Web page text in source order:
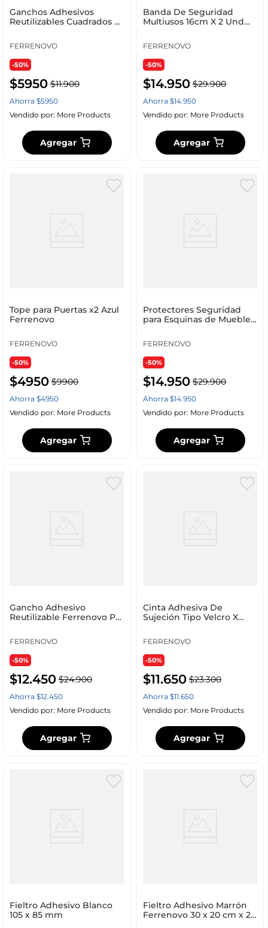
Ganchos Adhesivos
Reutilizables Cuadrados x3
FERRENOVO
-50%
$5950 $11.900
Ahorra $5950
Vendido por: More Products
Agregar
Banda De Seguridad
Multiusos 16cm X 2 Und
FERRENOVO
-50%
$14.950 $29.900
Ahorra $14.950
Vendido por: More Products
Agregar
Tope para Puertas x2 Azul
Ferrenovo
FERRENOVO
-50%
$4950 $9900
Ahorra $4950
Vendido por: More Products
Agregar
Protectores Seguridad
para Esquinas de Muebles
Ferrenovo
FERRENOVO
-50%
$14.950 $29.900
Ahorra $14.950
Vendido por: More Products
Agregar
Gancho Adhesivo
Reutilizable Ferrenovo PM
FERRENOVO
-50%
$12.450 $24.900
Ahorra $12.450
Vendido por: More Products
Agregar
Cinta Adhesiva De
Sujeción Tipo Velcro X
FERRENOVO
-50%
$11.650 $23.300
Ahorra $11.650
Vendido por: More Products
Agregar
Fieltro Adhesivo Blanco
105 x 85 mm
Fieltro Adhesivo Marrón
Ferrenovo 30 x 20 cm x 2